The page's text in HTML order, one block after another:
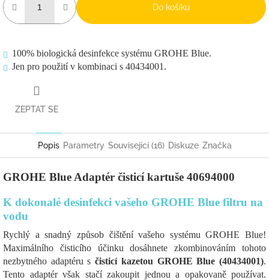
Do košíku
100% biologická desinfekce systému GROHE Blue.
Jen pro použití v kombinaci s 40434001.
ZEPTAT SE
Popis Parametry Související (16) Diskuze Značka
GROHE Blue Adaptér čisticí kartuše 40694000
K dokonalé desinfekci vašeho GROHE Blue filtru na
vodu
Rychlý a snadný způsob čištění vašeho systému GROHE Blue!
Maximálního čisticího účinku dosáhnete zkombinováním tohoto
nezbytného adaptéru sčisticí kazetou GROHE Blue (40434001).
Tento adaptér však stačí zakoupit jednou a opakovaně používat.